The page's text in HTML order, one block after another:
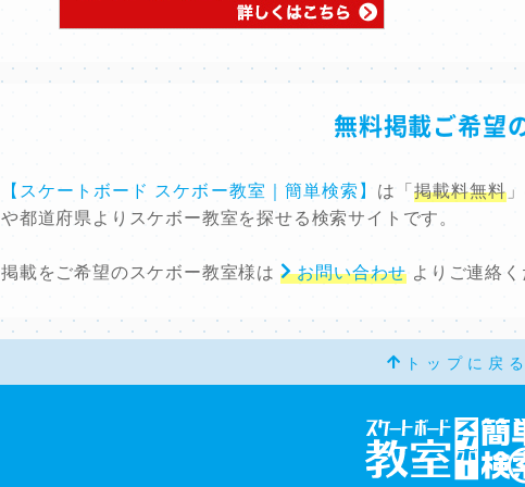
無料掲載ご希望
【スケートボード スケボー教室｜簡単検索】 は「掲載料無料
や都道府県よりスケボー教室を探せる検索サイトです。
掲載をご希望のスケボー教室様は お問い合わせ よりご連絡く
トップに戻る